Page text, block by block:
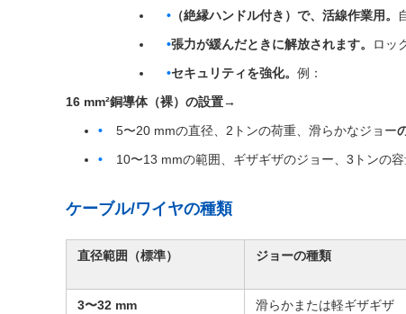
（絶縁ハンドル付き）で、活線作業用。
張力が緩んだときに解放されます。
ロッ
セキュリティを強化。 例：
16 mm²銅導体（裸）の設置→
5〜20 mmの直径、2トンの荷重、滑らかなジョー
10〜13 mmの範囲、ギザギザのジョー、3トンの
ケーブル/ワイヤの種類
直径範囲（標準） ジョーの種類
3〜32 mm 滑らかまたは軽ギザギザ